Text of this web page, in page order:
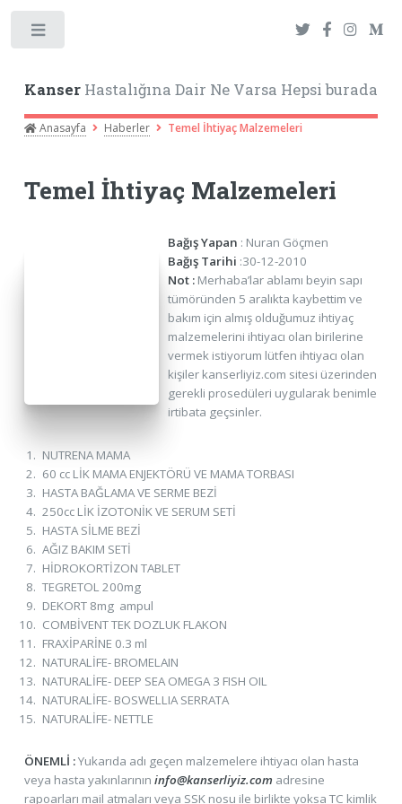
KanserHastalığına Dair Ne Varsa Hepsi burada
Anasayfa Haberler Temel İhtiyaç Malzemeleri
Temel İhtiyaç Malzemeleri
Bağış Yapan : Nuran Göçmen
Bağış Tarihi :30-12-2010
Not :Merhaba’lar ablamı beyin sapı
tümöründen 5 aralıkta kaybettim ve
bakım için almış olduğumuz ihtiyaç
malzemelerini ihtiyacı olan birilerine
vermek istiyorum lütfen ihtiyacı olan
kişiler kanserliyiz.com sitesi üzerinden
gerekli prosedüleri uygularak benimle
irtibata geçsinler.
NUTRENA MAMA
60 cc LİK MAMA ENJEKTÖRÜ VE MAMA TORBASI
HASTA BAĞLAMA VE SERME BEZİ
250cc LİK İZOTONİK VE SERUM SETİ
HASTA SİLME BEZİ
AĞIZ BAKIM SETİ
HİDROKORTİZON TABLET
TEGRETOL 200mg
DEKORT 8mg ampul
COMBİVENT TEK DOZLUK FLAKON
FRAXİPARİNE 0.3 ml
NATURALİFE- BROMELAIN
NATURALİFE- DEEP SEA OMEGA 3 FISH OIL
NATURALİFE- BOSWELLIA SERRATA
NATURALİFE- NETTLE
ÖNEMLİ :Yukarıda adı geçen malzemelere ihtiyacı olan hasta
veya hasta yakınlarının info@kanserliyiz.com adresine
rapoarları mail atmaları veya SSK nosu ile birlikte yoksa TC kimlik